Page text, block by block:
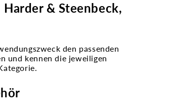
& Steenbeck,
den passenden
und kennen die jeweiligen